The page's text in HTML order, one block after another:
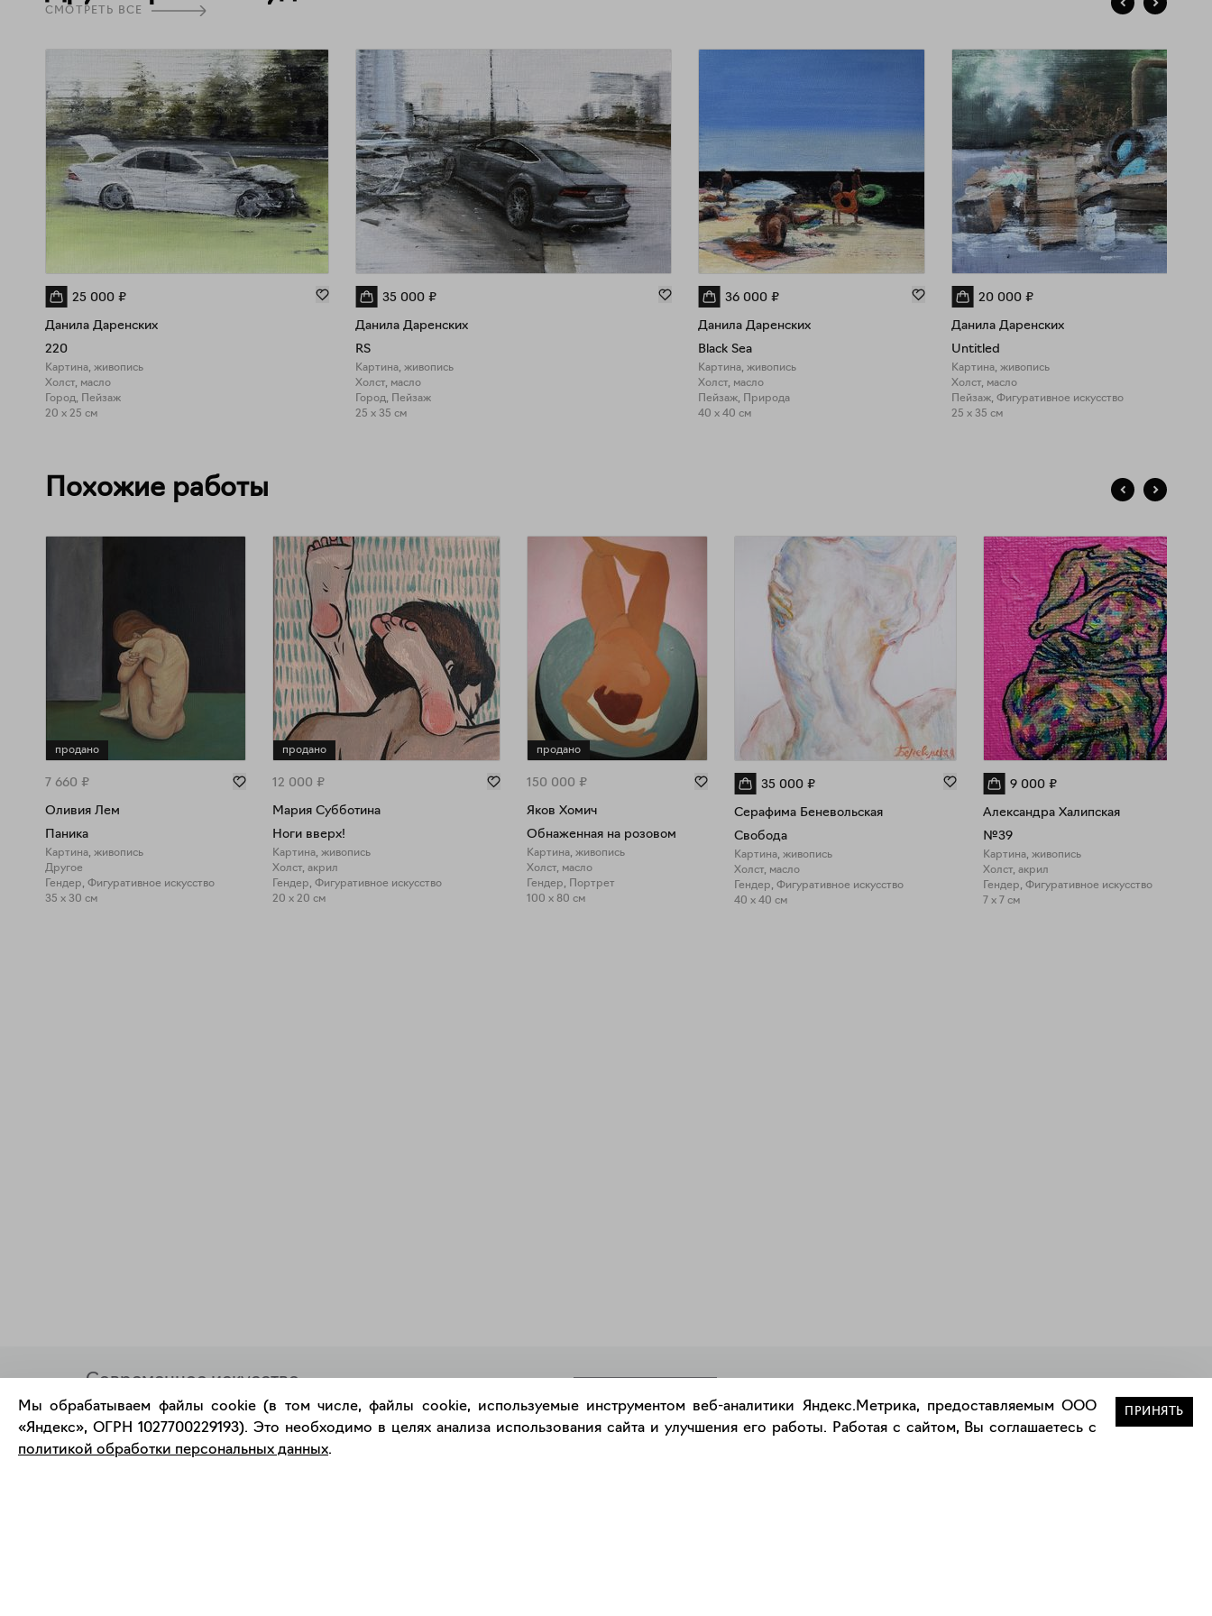
СМОТРЕТЬ ВСЕ
25 000 ₽
Данила Даренских
220
Картина, живопись
Холст, масло
Город, Пейзаж
20 x 25 см
35 000 ₽
Данила Даренских
RS
Картина, живопись
Холст, масло
Город, Пейзаж
25 x 35 см
36 000 ₽
Данила Даренских
Black Sea
Картина, живопись
Холст, масло
Пейзаж, Природа
40 x 40 см
20 000 ₽
Данила Даренских
Untitled
Картина, живопись
Холст, масло
Пейзаж, Фигуративное искусство
25 x 35 см
Похожие работы
продано
7 660 ₽
Оливия Лем
Паника
Картина, живопись
Другое
Гендер, Фигуративное искусство
35 x 30 см
продано
12 000 ₽
Мария Субботина
Ноги вверх!
Картина, живопись
Холст, акрил
Гендер, Фигуративное искусство
20 x 20 см
продано
150 000 ₽
Яков Хомич
Обнаженная на розовом
Картина, живопись
Холст, масло
Гендер, Портрет
100 x 80 см
35 000 ₽
Серафима Беневольская
Свобода
Картина, живопись
Холст, масло
Гендер, Фигуративное искусство
40 x 40 см
9 000 ₽
Александра Халипская
№39
Картина, живопись
Холст, акрил
Гендер, Фигуративное искусство
7 x 7 см
Современное искусство
онлайн
Мы обрабатываем файлы cookie (в том числе, файлы cookie, используемые инструментом веб-аналитики Яндекс.Метрика, предоставляемым ООО
«Яндекс», ОГРН 1027700229193). Это необходимо в целях анализа использования сайта и улучшения его работы. Работая с сайтом, Вы соглашаетесь с
политикой обработки персональных данных.
ПРИНЯТЬ